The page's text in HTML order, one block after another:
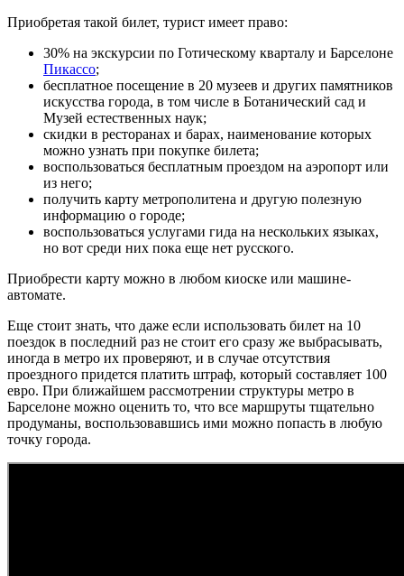
Приобретая такой билет, турист имеет право:
30% на экскурсии по Готическому кварталу и Барселоне
Пикассо;
бесплатное посещение в 20 музеев и других памятников
искусства города, в том числе в Ботанический сад и
Музей естественных наук;
скидки в ресторанах и барах, наименование которых
можно узнать при покупке билета;
воспользоваться бесплатным проездом на аэропорт или
из него;
получить карту метрополитена и другую полезную
информацию о городе;
воспользоваться услугами гида на нескольких языках,
но вот среди них пока еще нет русского.
Приобрести карту можно в любом киоске или машине-
автомате.
Еще стоит знать, что даже если использовать билет на 10
поездок в последний раз не стоит его сразу же выбрасывать,
иногда в метро их проверяют, и в случае отсутствия
проездного придется платить штраф, который составляет 100
евро. При ближайшем рассмотрении структуры метро в
Барселоне можно оценить то, что все маршруты тщательно
продуманы, воспользовавшись ими можно попасть в любую
точку города.